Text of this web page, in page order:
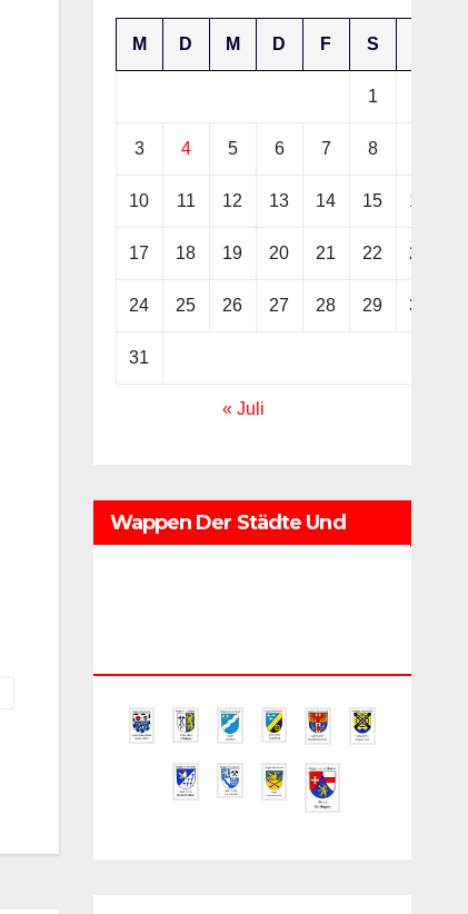
M D M D F S
1
3 4 5 6 7 8
10 11 12 13 14 15 16
17 18 19 20 21 22 23
24 25 26 27 28 29 30
31
« Juli
Wappen Der Städte Und